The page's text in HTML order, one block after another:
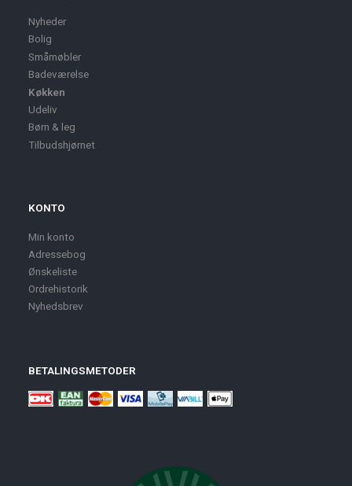
Nyheder
Bolig
Småmøbler
Badeværelse
Køkken
Udeliv
Børn & leg
Tilbudshjørnet
KONTO
Min konto
Adressebog
Ønskeliste
Ordrehistorik
Nyhedsbrev
BETALINGSMETODER